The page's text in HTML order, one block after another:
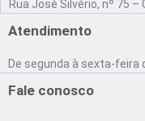
c
o
o
Rua José Silvério, nº 75 –
Atendimento
De segunda à sexta-feira
Fale conosco